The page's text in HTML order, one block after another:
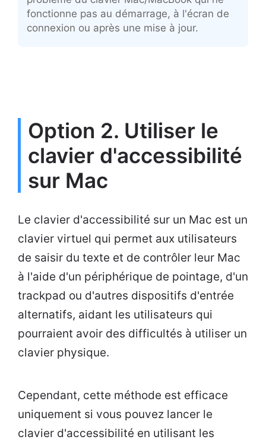
fonctionne pas au démarrage, à l'écran de
connexion ou après une mise à jour.
Option 2. Utiliser le
clavier d'accessibilité
sur Mac
Le clavier d'accessibilité sur un Mac est un
clavier virtuel qui permet aux utilisateurs
de saisir du texte et de contrôler leur Mac
à l'aide d'un périphérique de pointage, d'un
trackpad ou d'autres dispositifs d'entrée
alternatifs, aidant les utilisateurs qui
pourraient avoir des difficultés à utiliser un
clavier physique.
Cependant, cette méthode est efficace
uniquement si vous pouvez lancer le
clavier d'accessibilité en utilisant les